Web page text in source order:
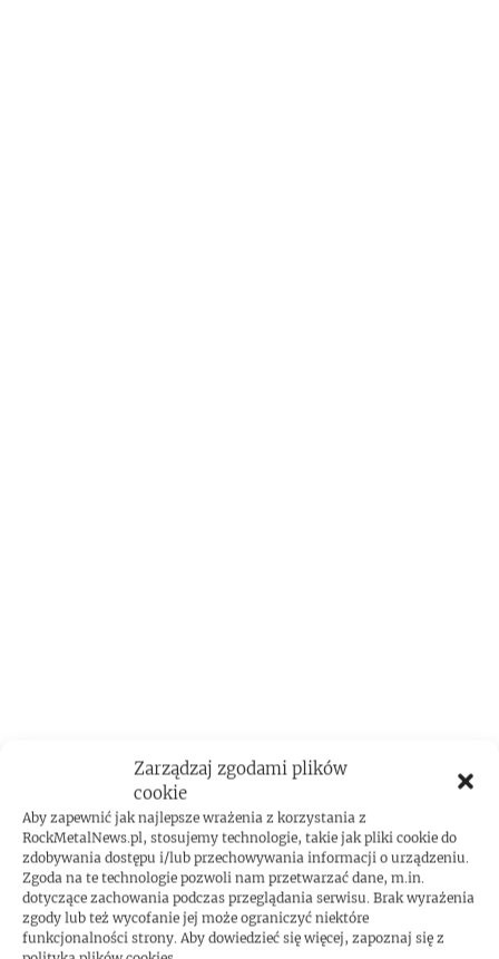
Zarządzaj zgodami plików
cookie
Aby zapewnić jak najlepsze wrażenia z korzystania z
RockMetalNews.pl, stosujemy technologie, takie jak pliki cookie do
zdobywania dostępu i/lub przechowywania informacji o urządzeniu.
Zgoda na te technologie pozwoli nam przetwarzać dane, m.in.
dotyczące zachowania podczas przeglądania serwisu. Brak wyrażenia
zgody lub też wycofanie jej może ograniczyć niektóre
funkcjonalności strony. Aby dowiedzieć się więcej, zapoznaj się z
ROCKMETAL F***T